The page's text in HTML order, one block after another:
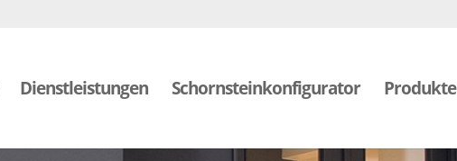
Dienstleistungen Schornsteinkonfigurator Produkte